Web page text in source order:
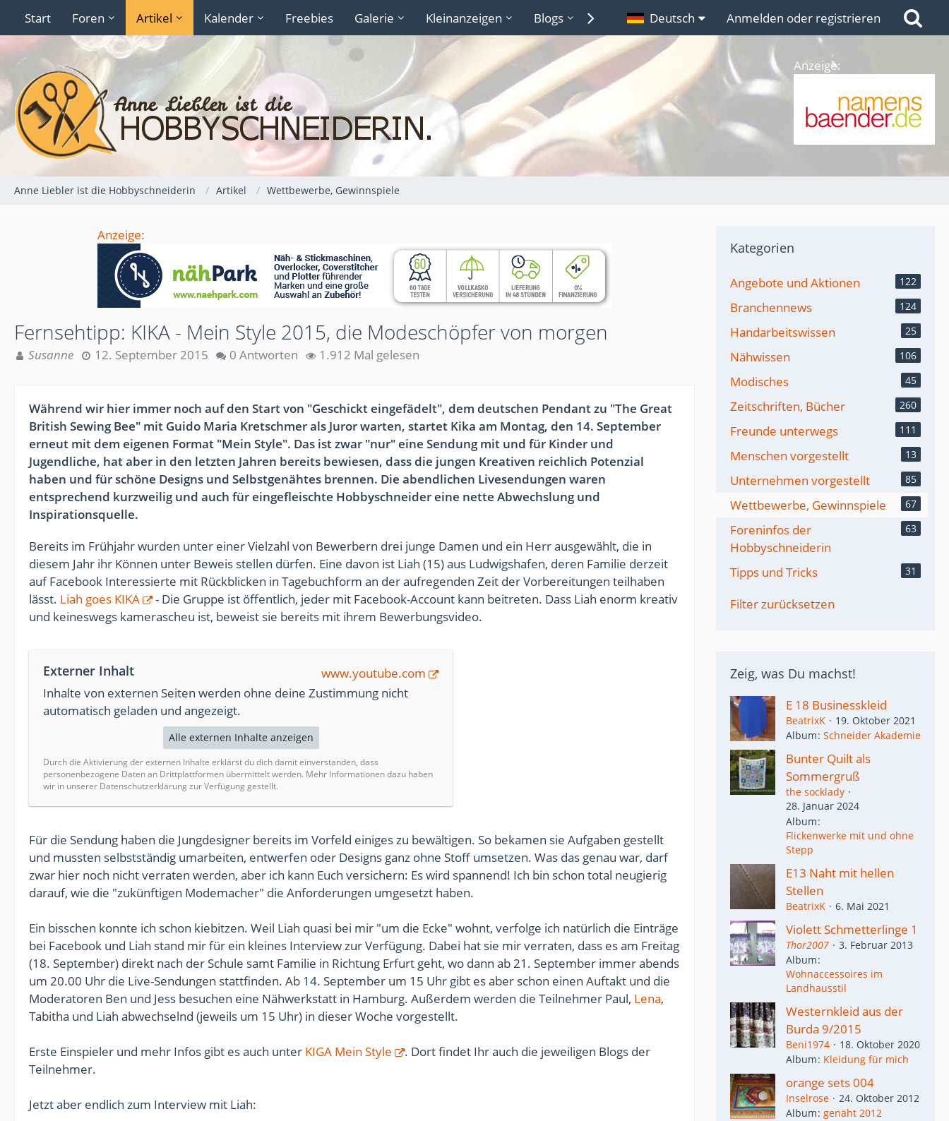
Start Foren Artikel Kalender Freebies Galerie Kleinanzeigen Blogs Lexikon Links
Deutsch Anmelden oder registrieren
Anzeige:
Anne Liebler ist die Hobbyschneiderin Artikel Wettbewerbe, Gewinnspiele
Anzeige:
Fernsehtipp: KIKA - Mein Style 2015, die Modeschöpfer von morgen
Susanne 12. September 2015 0 Antworten 1.912 Mal gelesen
Während wir hier immer noch auf den Start von "Geschickt eingefädelt", dem deutschen Pendant zu "The Great
British Sewing Bee" mit Guido Maria Kretschmer als Juror warten, startet Kika am Montag, den 14. September
erneut mit dem eigenen Format "Mein Style". Das ist zwar "nur" eine Sendung mit und für Kinder und
Jugendliche, hat aber in den letzten Jahren bereits bewiesen, dass die jungen Kreativen reichlich Potenzial
haben und für schöne Designs und Selbstgenähtes brennen. Die abendlichen Livesendungen waren
entsprechend kurzweilig und auch für eingefleischte Hobbyschneider eine nette Abwechslung und
Inspirationsquelle.
Bereits im Frühjahr wurden unter einer Vielzahl von Bewerbern drei junge Damen und ein Herr ausgewählt, die in
diesem Jahr ihr Können unter Beweis stellen dürfen. Eine davon ist Liah (15) aus Ludwigshafen, deren Familie derzeit
auf Facebook Interessierte mit Rückblicken in Tagebuchform an der aufregenden Zeit der Vorbereitungen teilhaben
lässt. Liah goes KIKA
- Die Gruppe ist öffentlich, jeder mit Facebook-Account kann beitreten. Dass Liah enorm kreativ
und keineswegs kamerascheu ist, beweist sie bereits mit ihrem Bewerbungsvideo.
Externer Inhalt
www.youtube.com
Inhalte von externen Seiten werden ohne deine Zustimmung nicht
automatisch geladen und angezeigt.
Alle externen Inhalte anzeigen
Durch die Aktivierung der externen Inhalte erklärst du dich damit einverstanden, dass
personenbezogene Daten an Drittplattformen übermittelt werden. Mehr Informationen dazu haben
wir in unserer Datenschutzerklärung zur Verfügung gestellt.
Für die Sendung haben die Jungdesigner bereits im Vorfeld einiges zu bewältigen. So bekamen sie Aufgaben gestellt
und mussten selbstständig umarbeiten, entwerfen oder Designs ganz ohne Stoff umsetzen. Was das genau war, darf
zwar hier noch nicht verraten werden, aber ich kann Euch versichern: Es wird spannend! Ich bin schon total neugierig
darauf, wie die "zukünftigen Modemacher" die Anforderungen umgesetzt haben.
Ein bisschen konnte ich schon kiebitzen. Weil Liah quasi bei mir "um die Ecke" wohnt, verfolge ich natürlich die Einträge
bei Facebook und Liah stand mir für ein kleines Interview zur Verfügung. Dabei hat sie mir verraten, dass es am Freitag
(18. September) direkt nach der Schule samt Familie in Richtung Erfurt geht, wo dann ab 21. September immer abends
um 20.00 Uhr die Live-Sendungen stattfinden. Ab 14. September um 15 Uhr gibt es aber schon einen Auftakt und die
Moderatoren Ben und Jess besuchen eine Nähwerkstatt in Hamburg. Außerdem werden die Teilnehmer Paul, Lena,
Tabitha und Liah abwechselnd (jeweils um 15 Uhr) in dieser Woche vorgestellt.
Erste Einspieler und mehr Infos gibt es auch unter KIGA Mein Style
. Dort findet Ihr auch die jeweiligen Blogs der
Teilnehmer.
Jetzt aber endlich zum Interview mit Liah:
Kategorien
Angebote und Aktionen 122
Branchennews 124
Handarbeitswissen 25
Nähwissen 106
Modisches 45
Zeitschriften, Bücher 260
Freunde unterwegs 111
Menschen vorgestellt 13
Unternehmen vorgestellt 85
Wettbewerbe, Gewinnspiele 67
Foreninfos der
Hobbyschneiderin
63
Tipps und Tricks 31
Filter zurücksetzen
Zeig, was Du machst!
E 18 Businesskleid
BeatrixK
19. Oktober 2021
Album Schneider Akademie
Bunter Quilt als
Sommergruß
the socklady
28. Januar 2024
Album
Flickenwerke mit und ohne
Stepp
E13 Naht mit hellen
Stellen
BeatrixK 6. Mai 2021
Violett Schmetterlinge 1
Thor2007
3. Februar 2013
Album
Wohnaccessoires im
Landhausstil
Westernkleid aus der
Burda 9/2015
Beni1974
18. Oktober 2020
Album Kleidung für mich
orange sets 004
Inselrose
24. Oktober 2012
Album genäht 2012